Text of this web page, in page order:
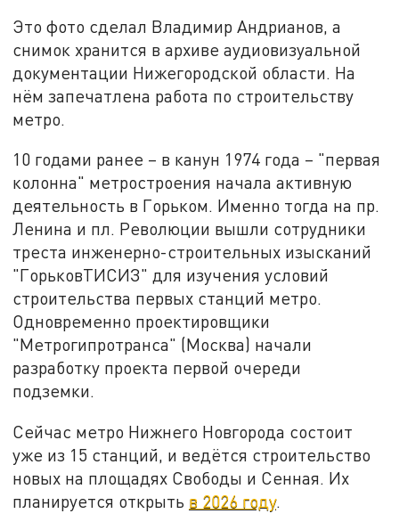
Это фото сделал Владимир Андрианов, а
снимок хранится в архиве аудиовизуальной
документации Нижегородской области. На
нём запечатлена работа по строительству
метро.
10 годами ранее – в канун 1974 года – "первая
колонна" метростроения начала активную
деятельность в Горьком. Именно тогда на пр.
Ленина и пл. Революции вышли сотрудники
треста инженерно-строительных изысканий
"ГорьковТИСИЗ" для изучения условий
строительства первых станций метро.
Одновременно проектировщики
"Метрогипротранса" (Москва) начали
разработку проекта первой очереди
подземки.
Сейчас метро Нижнего Новгорода состоит
уже из 15 станций, и ведётся строительство
новых на площадях Свободы и Сенная. Их
планируется открыть в 2026 году.